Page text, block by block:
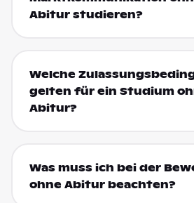
Abitur studieren?
Welche
gelten für ein Studium
Abitur?
Was muss ich bei der
ohne Abitur beachten?